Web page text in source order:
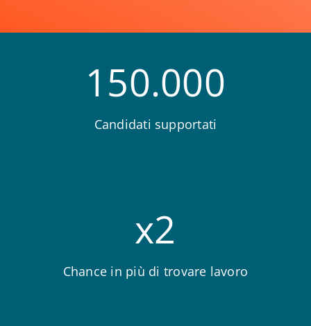
150.000
Candidati supportati
x2
Chance in più di trovare lavoro